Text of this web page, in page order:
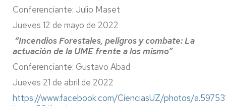
Conferenciante: Julio Maset
Jueves 12 de mayo de 2022
“Incendios Forestales, peligros y combate: La
actuación de la UME frente a los mismo”
Conferenciante: Gustavo Abad
Jueves 21 de abril de 2022
https://www.facebook.com/CienciasUZ/photos/